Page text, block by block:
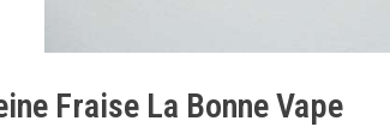
Fraise La Bonne Vape